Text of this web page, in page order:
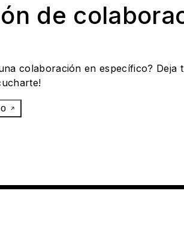
de
colaboración en específico? Deja